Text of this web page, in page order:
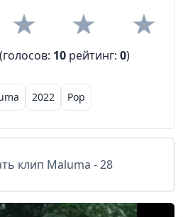
10 рейтинг: 0)
2022 Pop
клип Maluma - 28